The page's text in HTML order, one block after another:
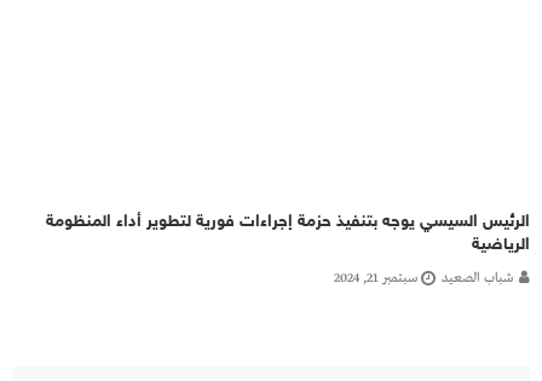
الرئيس السيسي يوجه بتنفيذ حزمة إجراءات فورية لتطوير أداء المنظومة
الرياضية
شباب الصعيد سبتمبر 21, 2024